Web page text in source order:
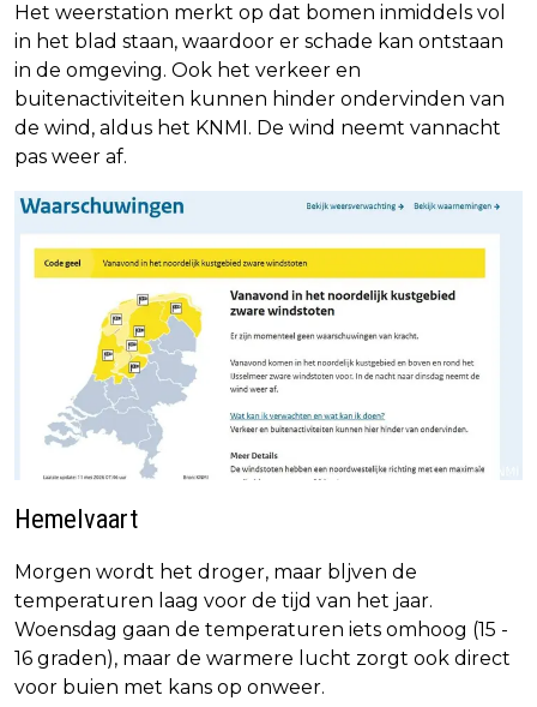
Het weerstation merkt op dat bomen inmiddels vol
in het blad staan, waardoor er schade kan ontstaan
in de omgeving. Ook het verkeer en
buitenactiviteiten kunnen hinder ondervinden van
de wind, aldus het KNMI. De wind neemt vannacht
pas weer af.
Hemelvaart
Morgen wordt het droger, maar bljven de
temperaturen laag voor de tijd van het jaar.
Woensdag gaan de temperaturen iets omhoog (15 -
16 graden), maar de warmere lucht zorgt ook direct
voor buien met kans op onweer.